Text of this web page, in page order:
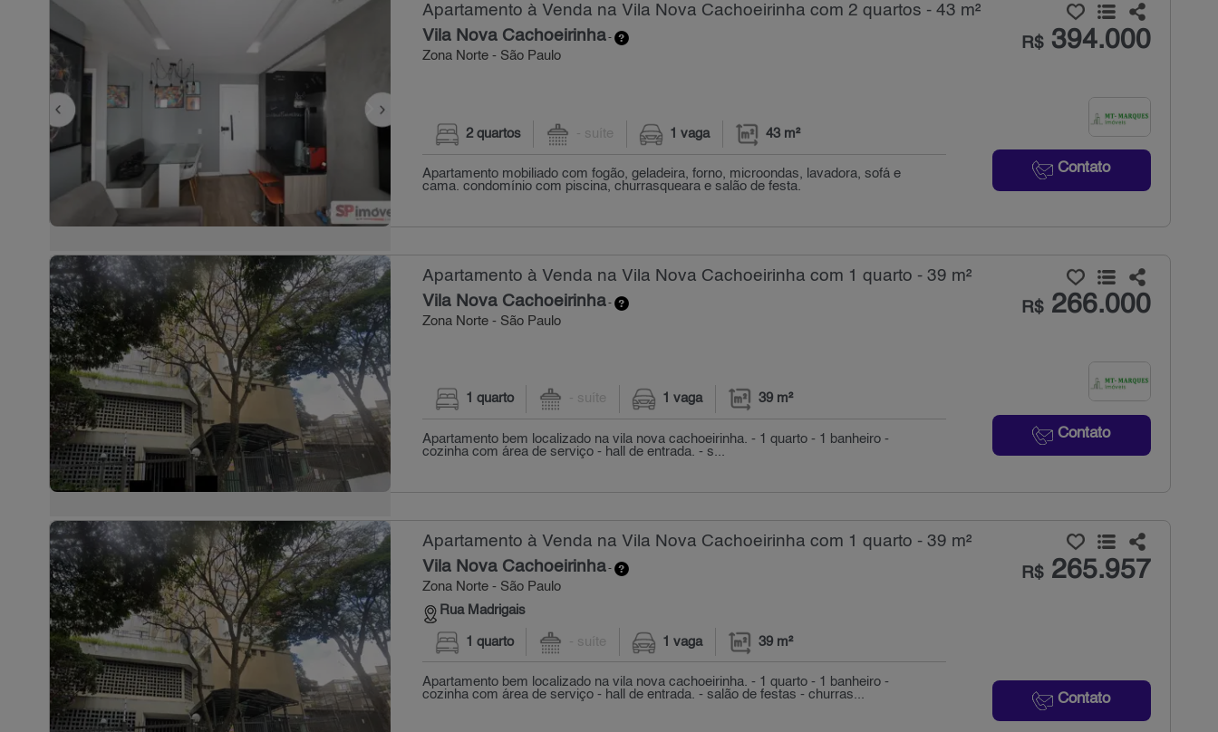
Apartamento à Venda na Vila Nova Cachoeirinha com 2 quartos - 43 m²
Vila Nova Cachoeirinha-
Zona Norte - São Paulo
R$394.000
Contato
2 quartos - suíte 1 vaga 43 m²
Apartamento mobiliado com fogão, geladeira, forno, microondas, lavadora, sofá e
cama. condomínio com piscina, churrasqueara e salão de festa.
Apartamento à Venda na Vila Nova Cachoeirinha com 1 quarto - 39 m²
Vila Nova Cachoeirinha-
Zona Norte - São Paulo
R$266.000
Contato
1 quarto - suíte 1 vaga 39 m²
Apartamento bem localizado na vila nova cachoeirinha. - 1 quarto - 1 banheiro -
cozinha com área de serviço - hall de entrada. - s...
Apartamento à Venda na Vila Nova Cachoeirinha com 1 quarto - 39 m²
Vila Nova Cachoeirinha-
Zona Norte - São Paulo
Rua Madrigais
R$265.957
Contato
1 quarto - suíte 1 vaga 39 m²
Apartamento bem localizado na vila nova cachoeirinha. - 1 quarto - 1 banheiro -
cozinha com área de serviço - hall de entrada. - salão de festas - churras...